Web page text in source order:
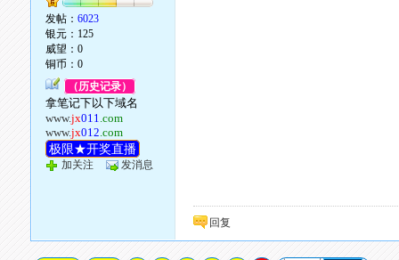
发帖：6023
银元：125
威望：0
铜币：0
（历史记录）
拿笔记下以下域名
www.jx011.com
www.jx012.com
极限★开奖直播
加关注 发消息
回复